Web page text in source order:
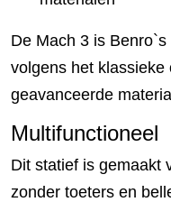
De Mach 3 is
volgens het klassieke
geavanceerde
Multifunctioneel
Dit statief is gemaakt
zonder toeters en